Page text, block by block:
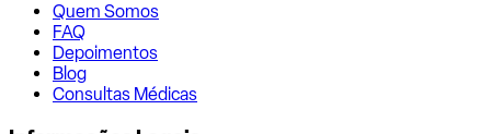
Quem Somos
FAQ
Depoimentos
Blog
Consultas Médicas